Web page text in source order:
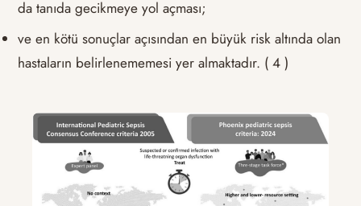
da tanıda gecikmeye yol açması;
ve en kötü sonuçlar açısından en büyük risk altında olan
hastaların belirlenememesi yer almaktadır. ( 4 )